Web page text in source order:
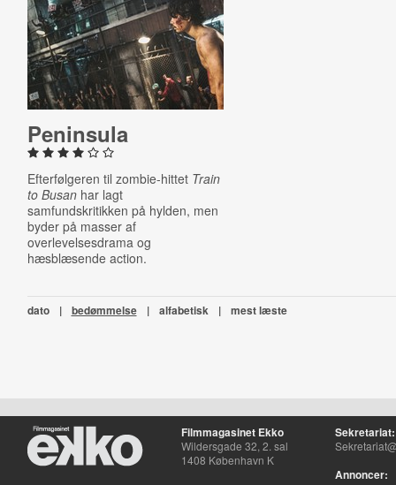
Peninsula
Efterfølgeren til zombie-hittet Train
to Busan har lagt
samfundskritikken på hylden, men
byder på masser af
overlevelsesdrama og
hæsblæsende action.
dato | bedømmelse | alfabetisk | mest læste
Filmmagasinet Ekko
Wildersgade 32, 2. sal
1408 København K
Sekretariat:
Annoncer: